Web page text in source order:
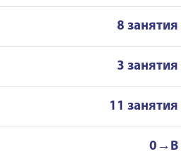
8 занятия
3 занятия
11 занятия
0→B